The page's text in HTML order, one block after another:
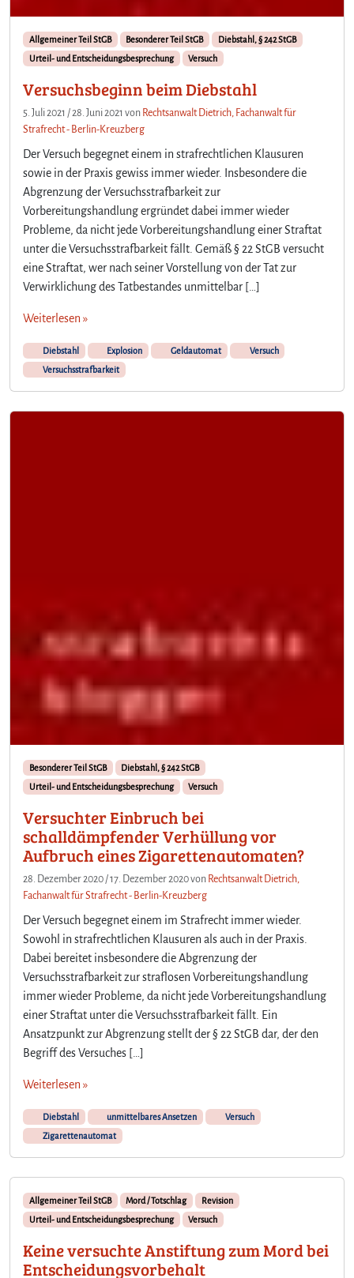
Allgemeiner Teil StGB Besonderer Teil StGB
Diebstahl, § 242 StGB
Urteil- und Entscheidungsbesprechung
Versuch
Versuchsbeginn beim Diebstahl
5. Juli 2021 /28. Juni 2021 von Rechtsanwalt Dietrich, Fachanwalt für
Strafrecht - Berlin-Kreuzberg
Der Versuch begegnet einem in strafrechtlichen Klausuren
sowie in der Praxis gewiss immer wieder. Insbesondere die
Abgrenzung der Versuchsstrafbarkeit zur
Vorbereitungshandlung ergründet dabei immer wieder
Probleme, da nicht jede Vorbereitungshandlung einer Straftat
unter die Versuchsstrafbarkeit fällt. Gemäß § 22 StGB versucht
eine Straftat, wer nach seiner Vorstellung von der Tat zur
Verwirklichung des Tatbestandes unmittelbar […]
Weiterlesen »
Diebstahl Explosion Geldautomat
Versuch
Versuchsstrafbarkeit
Besonderer Teil StGB
Diebstahl, § 242 StGB
Urteil- und Entscheidungsbesprechung
Versuch
Versuchter Einbruch bei
schalldämpfender Verhüllung vor
Aufbruch eines Zigarettenautomaten?
28. Dezember 2020 /17. Dezember 2020von Rechtsanwalt Dietrich,
Fachanwalt für Strafrecht - Berlin-Kreuzberg
Der Versuch begegnet einem im Strafrecht immer wieder.
Sowohl in strafrechtlichen Klausuren als auch in der Praxis.
Dabei bereitet insbesondere die Abgrenzung der
Versuchsstrafbarkeit zur straflosen Vorbereitungshandlung
immer wieder Probleme, da nicht jede Vorbereitungshandlung
einer Straftat unter die Versuchsstrafbarkeit fällt. Ein
Ansatzpunkt zur Abgrenzung stellt der § 22 StGB dar, der den
Begriff des Versuches […]
Weiterlesen »
Diebstahl unmittelbares Ansetzen
Versuch
Zigarettenautomat
Allgemeiner Teil StGB Mord / Totschlag
Revision
Urteil- und Entscheidungsbesprechung
Versuch
Keine versuchte Anstiftung zum Mord bei
Entscheidungsvorbehalt